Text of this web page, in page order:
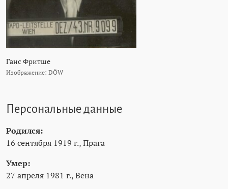
Ганс Фритше
Изображение: DÖW
Персональные данные
Родился:
16 сентября 1919 г., Прага
Умер:
27 апреля 1981 г., Вена